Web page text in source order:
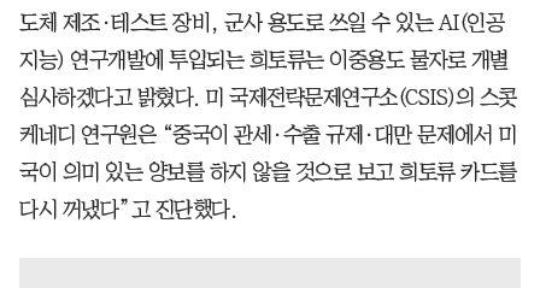
도체 제조·테스트 장비, 군사 용도로 쓰일 수 있는 AI(인공
지능) 연구개발에 투입되는 희토류는 이중용도 물자로 개별
심사하겠다고 밝혔다. 미 국제전략문제연구소(CSIS)의 스콧
케네디 연구원은 “중국이 관세·수출 규제·대만 문제에서 미
국이 의미 있는 양보를 하지 않을 것으로 보고 희토류 카드를
다시 꺼냈다”고 진단했다.